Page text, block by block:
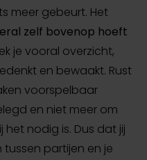
meer gebeurt. Het
zelf bovenop hoeft
je vooral overzicht,
en bewaakt. Rust
voorspelbaar
en niet meer om
nodig is. Dus dat jij
partijen en je